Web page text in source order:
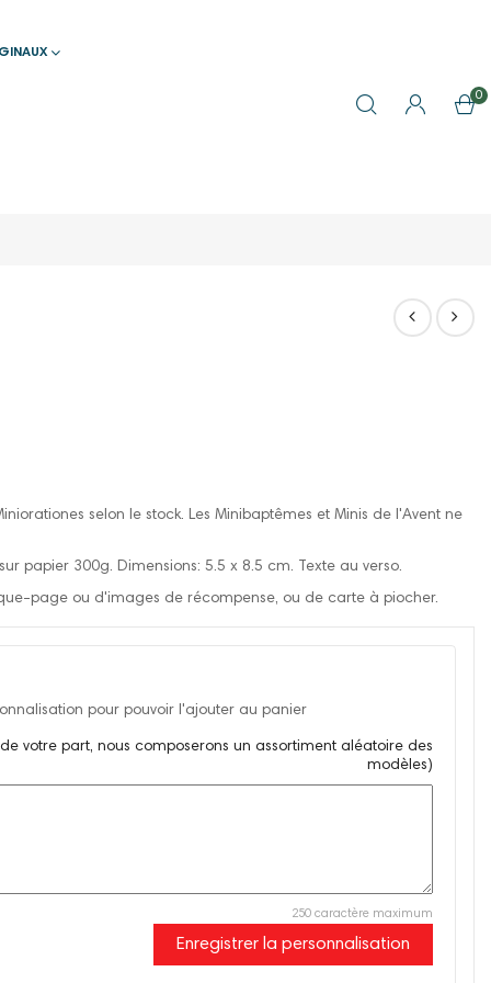
0
selon le stock. Les Minibaptêmes et Minis de l'Avent ne
papier 300g. Dimensions: 5.5 x 8.5 cm. Texte au verso.
page ou d'images de récompense, ou de carte à piocher.
pour pouvoir l'ajouter au panier
votre part, nous composerons un assortiment aléatoire des
modèles)
250 caractère maximum
Enregistrer la personnalisation